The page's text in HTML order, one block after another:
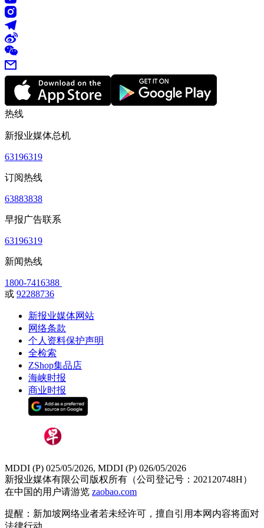
热线
新报业媒体总机
63196319
订阅热线
63883838
早报广告联系
63196319
新闻热线
1800-7416388
或 92288736
新报业媒体网站
网络条款
个人资料保护声明
全检索
ZShop集品店
海峡时报
商业时报
MDDI (P) 025/05/2026, MDDI (P) 026/05/2026
新报业媒体有限公司版权所有（公司登记号：202120748H）
在中国的用户请游览 zaobao.com
提醒：新加坡网络业者若未经许可，擅自引用本网内容将面对